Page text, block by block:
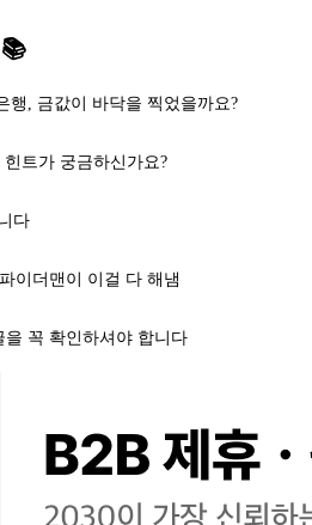
행, 금값이 바닥을 찍었을까요?
트가 궁금하신가요?
다
이더맨이 이걸 다 해냄
을 꼭 확인하셔야 합니다